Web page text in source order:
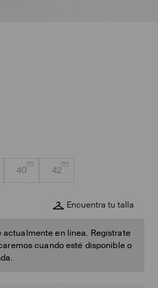
40 42
Encuentra tu talla
en línea. Regístrate
cuando esté disponible o